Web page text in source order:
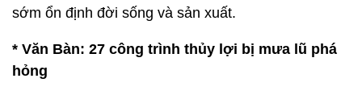
sớm ổn định đời sống và sản xuất.
* Văn Bàn: 27 công trình thủy lợi bị mưa lũ phá
hỏng